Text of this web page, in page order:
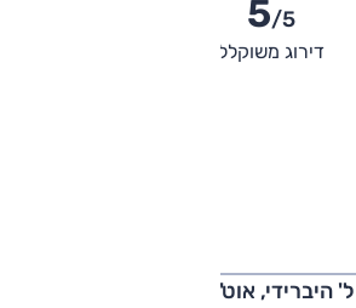
5/5
דירוג משוקלל